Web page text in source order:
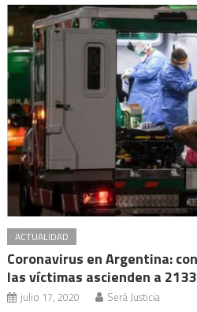
ACTUALIDAD
Coronavirus en Argentina:
las víctimas ascienden a 2133
julio 17, 2020 Será Justicia